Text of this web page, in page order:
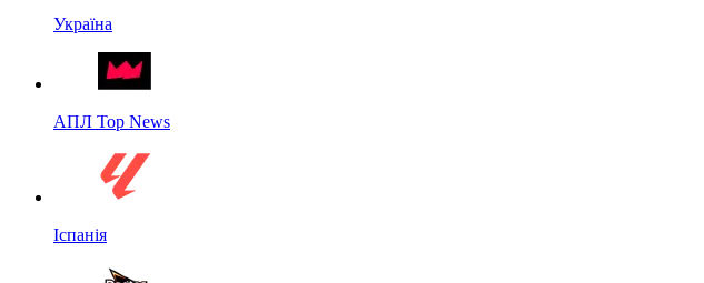
Україна
АПЛ Top News
Іспанія